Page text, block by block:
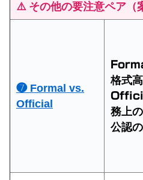
⚠️ その他の要注意ペア（
❼ Formal vs.
Official
格式
務上
公認の